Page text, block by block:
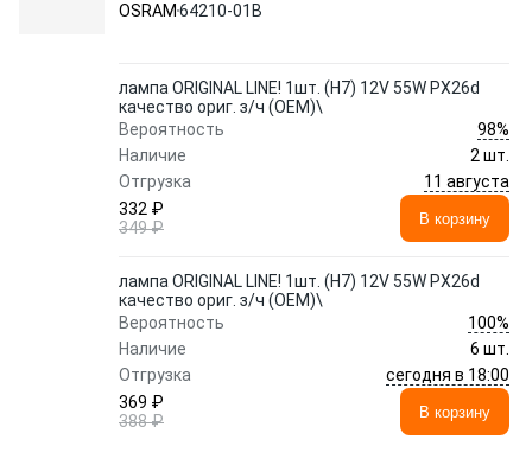
OSRAM 64210-01B
лампа ORIGINAL LINE! 1шт. (H7) 12V 55W PX26d
качество ориг. з/ч (ОЕМ)\
Вероятность
98%
Наличие
2 шт.
Отгрузка
11 августа
332 ₽
349 ₽
В корзину
лампа ORIGINAL LINE! 1шт. (H7) 12V 55W PX26d
качество ориг. з/ч (ОЕМ)\
Вероятность
100%
Наличие
6 шт.
Отгрузка
сегодня в 18:00
369 ₽
388 ₽
В корзину